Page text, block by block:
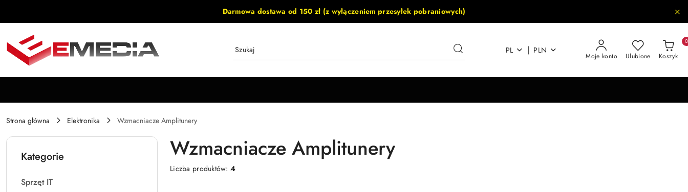
Darmowa dostawa od 150 zł (z wyłączeniem przesyłek pobraniowych)
PL | PLN
Moje konto Ulubione Koszyk
0
Strona główna Elektronika Wzmacniacze Amplitunery
Kategorie
Sprzęt IT
Wzmacniacze Amplitunery
Liczba produktów:4